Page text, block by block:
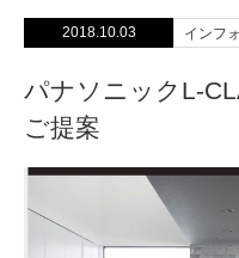
2018.10.03 インフ
パナソニックL-
ご提案